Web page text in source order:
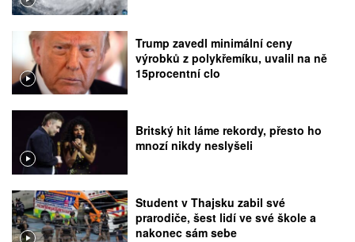
Trump zavedl minimální ceny
výrobků z polykřemíku, uvalil na ně
15procentní clo
Britský hit láme rekordy, přesto ho
mnozí nikdy neslyšeli
Student v Thajsku zabil své
prarodiče, šest lidí ve své škole a
nakonec sám sebe